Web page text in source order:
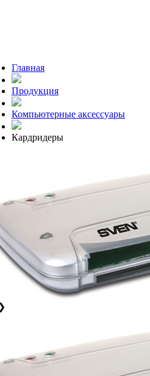
Главная
Продукция
Компьютерные аксессуары
Кардридеры